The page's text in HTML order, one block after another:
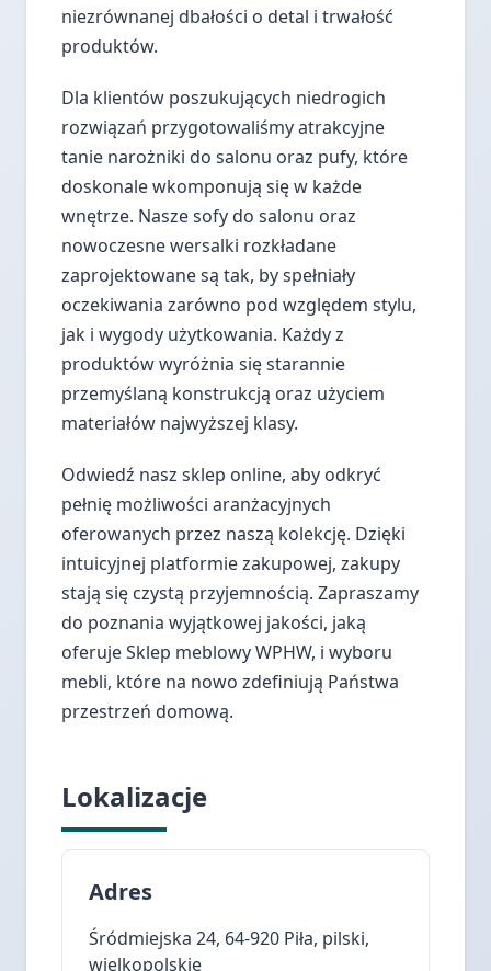
niezrównanej dbałości o detal i trwałość
produktów.
Dla klientów poszukujących niedrogich
rozwiązań przygotowaliśmy atrakcyjne
tanie narożniki do salonu oraz pufy, które
doskonale wkomponują się w każde
wnętrze. Nasze sofy do salonu oraz
nowoczesne wersalki rozkładane
zaprojektowane są tak, by spełniały
oczekiwania zarówno pod względem stylu,
jak i wygody użytkowania. Każdy z
produktów wyróżnia się starannie
przemyślaną konstrukcją oraz użyciem
materiałów najwyższej klasy.
Odwiedź nasz sklep online, aby odkryć
pełnię możliwości aranżacyjnych
oferowanych przez naszą kolekcję. Dzięki
intuicyjnej platformie zakupowej, zakupy
stają się czystą przyjemnością. Zapraszamy
do poznania wyjątkowej jakości, jaką
oferuje Sklep meblowy WPHW, i wyboru
mebli, które na nowo zdefiniują Państwa
przestrzeń domową.
Lokalizacje
Adres
Śródmiejska 24, 64-920 Piła, pilski,
wielkopolskie